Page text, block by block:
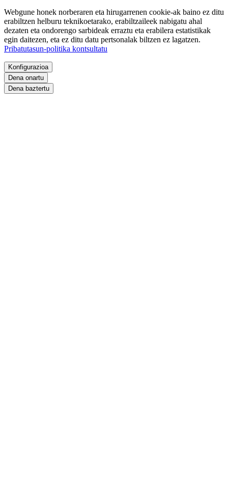
Webgune honek norberaren eta hirugarrenen cookie-ak baino ez ditu
erabiltzen helburu teknikoetarako, erabiltzaileek nabigatu ahal
dezaten eta ondorengo sarbideak erraztu eta erabilera estatistikak
egin daitezen, eta ez ditu datu pertsonalak biltzen ez lagatzen.
Pribatutasun-politika kontsultatu
Konfigurazioa
Dena onartu
Dena baztertu